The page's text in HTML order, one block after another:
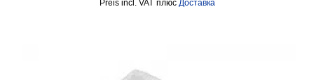
incl. VAT плюс Доставка